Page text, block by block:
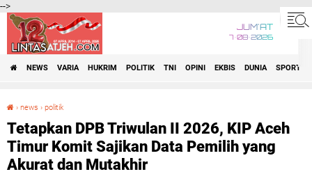
-->
JUM'AT
7•08•2026
NEWS VARIA HUKRIM POLITIK TNI OPINI EKBIS DUNIA SPORT
› news › politik
Tetapkan DPB Triwulan II 2026, KIP Aceh
Timur Komit Sajikan Data Pemilih yang
Akurat dan Mutakhir